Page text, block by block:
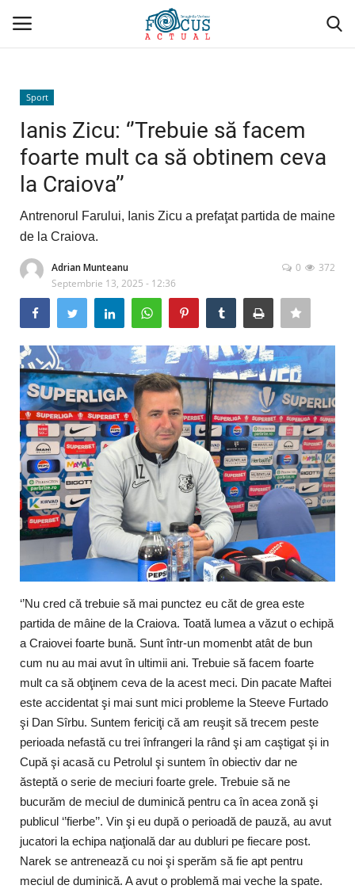
Conectare
Acasă
Evenimente
Administrativ/Social
Politică/Economie
Sport
Cultură/Religie
Timp liber/Sănătate
Sport
Ianis Zicu: ‘’Trebuie să facem
foarte mult ca să obtinem ceva
la Craiova’’
Antrenorul Farului, Ianis Zicu a prefaţat partida de maine
de la Craiova.
Adrian Munteanu
Septembrie 13, 2025 - 12:36
372
0
‘’Nu cred că trebuie să mai punctez eu căt de grea este
partida de mâine de la Craiova. Toată lumea a văzut o echipă
a Craiovei foarte bună. Sunt într-un momenbt atât de bun
cum nu au mai avut în ultimii ani. Trebuie să facem foarte
mult ca să obţinem ceva de la acest meci. Din pacate Maftei
este accidentat şi mai sunt mici probleme la Steeve Furtado
şi Dan Sîrbu. Suntem fericiţi că am reuşit să trecem peste
perioada nefastă cu trei înfrangeri la rând şi am caştigat şi in
Cupă şi acasă cu Petrolul şi suntem în obiectiv dar ne
ăsteptă o serie de meciuri foarte grele. Trebuie să ne
bucurăm de meciul de duminică pentru ca în acea zonă şi
publicul ‘’fierbe’’. Vin şi eu după o perioadă de pauză, au avut
jucatori la echipa naţională dar au dubluri pe fiecare post.
Narek se antrenează cu noi şi sperăm să fie apt pentru
meciul de duminică. A avut o problemă mai veche la spate.